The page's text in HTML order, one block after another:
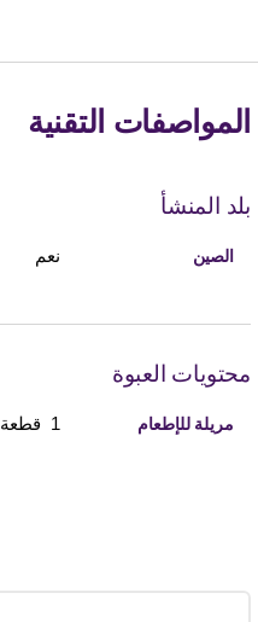
المواصفات التقنية
بلد المنشأ
الصين نعم
محتويات العبوة
مريلة للإطعام 1 قطعة